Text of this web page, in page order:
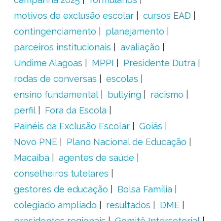
motivos de exclusão escolar
cursos EAD
contingenciamento
planejamento
parceiros institucionais
avaliação
Undime Alagoas
MPPI
Presidente Dutra
rodas de conversas
escolas
ensino fundamental
bullying
racismo
perfil
Fora da Escola
Painéis da Exclusão Escolar
Goiás
Novo PNE
Plano Nacional de Educação
Macaíba
agentes de saúde
conselheiros tutelares
gestores de educação
Bolsa Família
colegiado ampliado
resultados
DME